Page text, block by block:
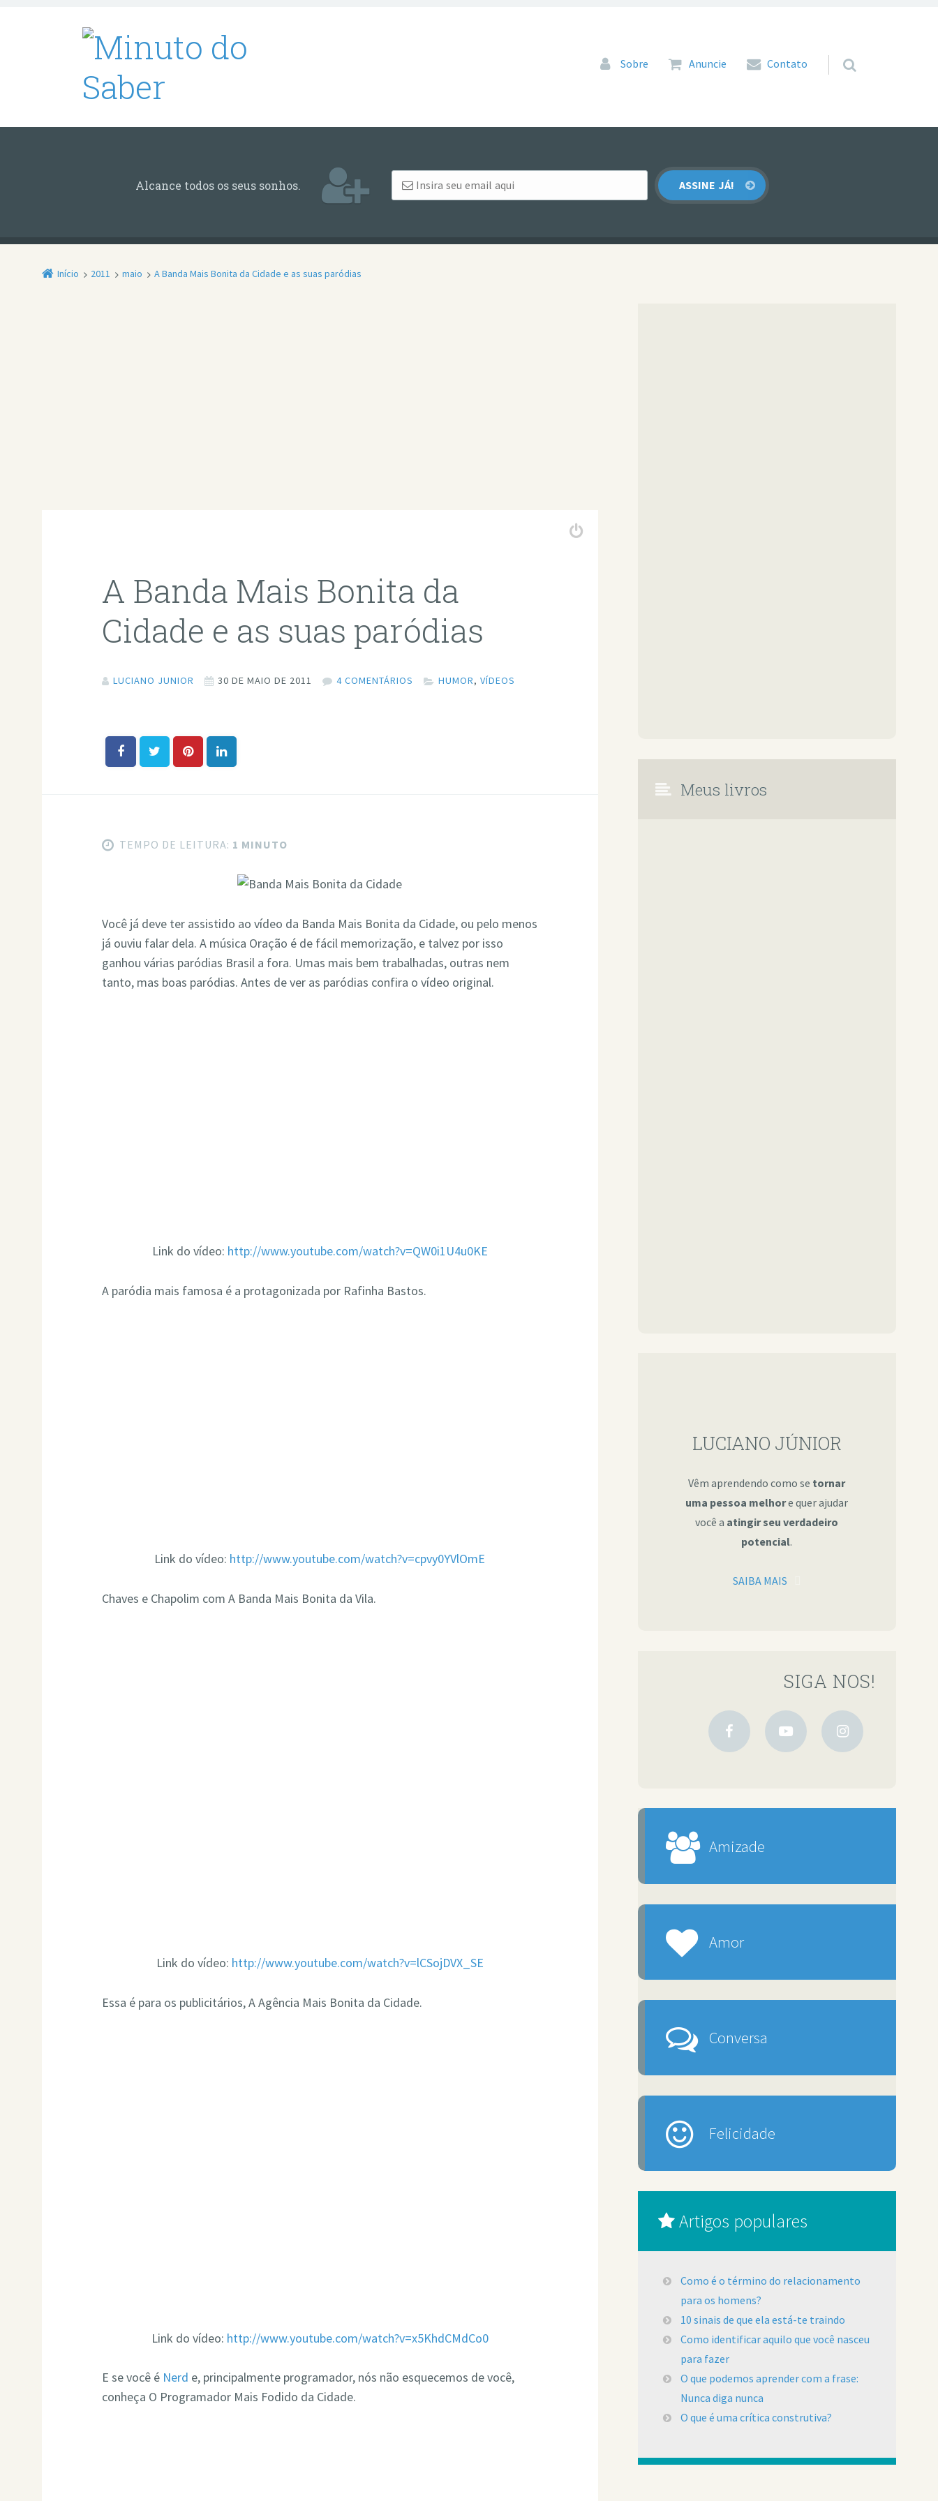
Pular para o conteúdo
Sobre Anuncie Contato
Alcance todos os seus sonhos.
Início 2011 maio A Banda Mais Bonita da Cidade e as suas paródias
A Banda Mais Bonita da
Cidade e as suas paródias
LUCIANO JUNIOR 30 DE MAIO DE 2011 4 COMENTÁRIOS HUMOR,VÍDEOS
TEMPO DE LEITURA: 1 MINUTO
Você já deve ter assistido ao vídeo da Banda Mais Bonita da Cidade, ou pelo menos
já ouviu falar dela. A música Oração é de fácil memorização, e talvez por isso
ganhou várias paródias Brasil a fora. Umas mais bem trabalhadas, outras nem
tanto, mas boas paródias. Antes de ver as paródias confira o vídeo original.
Link do vídeo: http://www.youtube.com/watch?v=QW0i1U4u0KE
A paródia mais famosa é a protagonizada por Rafinha Bastos.
Link do vídeo: http://www.youtube.com/watch?v=cpvy0YVlOmE
Chaves e Chapolim com A Banda Mais Bonita da Vila.
Link do vídeo: http://www.youtube.com/watch?v=lCSojDVX_SE
Essa é para os publicitários, A Agência Mais Bonita da Cidade.
Link do vídeo: http://www.youtube.com/watch?v=x5KhdCMdCo0
E se você é Nerd e, principalmente programador, nós não esquecemos de você,
conheça O Programador Mais Fodido da Cidade.
Meus livros
LUCIANO JÚNIOR
Vêm aprendendo como se tornar
uma pessoa melhore quer ajudar
você a atingir seu verdadeiro
potencial.
SAIBA MAIS
SIGA NOS!
Amizade
Amor
Conversa
Felicidade
Artigos populares
Como é o término do relacionamento
para os homens?
10 sinais de que ela está-te traindo
Como identificar aquilo que você nasceu
para fazer
O que podemos aprender com a frase:
Nunca diga nunca
O que é uma crítica construtiva?